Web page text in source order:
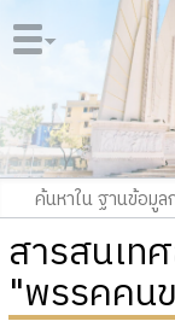
สารสนเท
"พรรคคน